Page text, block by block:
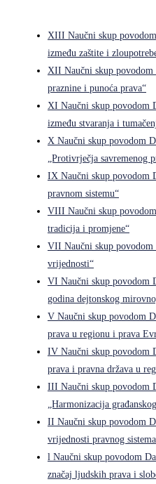
XIII Naučni skup
između zaštite i
XII Naučni skup povodom
praznine i punoća prava“
XI Naučni skup povodom
između stvaranja i
X Naučni skup povodom
„Protivrječja savremenog
IX Naučni skup povodom
pravnom sistemu“
VIII Naučni skup
tradicija i promjene“
VII Naučni skup povodom
vrijednosti“
VI Naučni skup povodom
godina dejtonskog
V Naučni skup povodom
prava u regionu i prava
IV Naučni skup povodom
prava i pravna država u
III Naučni skup povodom
„Harmonizacija
II Naučni skup povodom
vrijednosti pravnog
l Naučni skup povodom
značaj ljudskih prava i